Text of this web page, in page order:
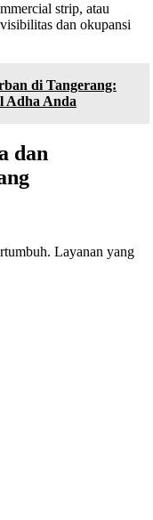
strip, atau
dan okupansi
di Tangerang:
Adha Anda
dan
Layanan yang